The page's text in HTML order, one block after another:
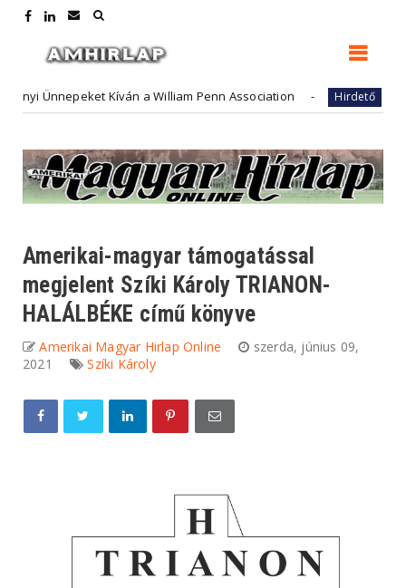
Kíván a William Penn Association Hirdető
Amerikai-magyar támogatással
megjelent Szíki Károly TRIANON-
HALÁLBÉKE című könyve
Amerikai Magyar Hirlap Online
szerda, június 09,
2021
Szíki Károly